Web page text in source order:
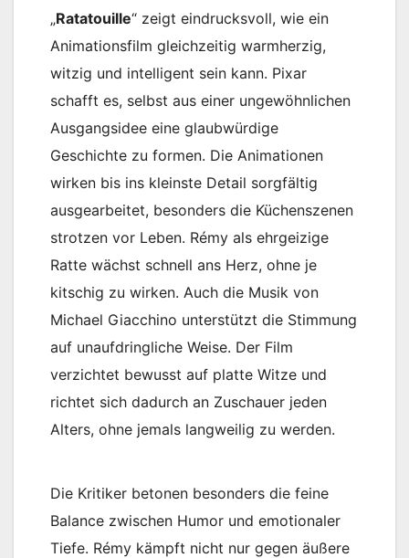
„Ratatouille“ zeigt eindrucksvoll, wie ein
Animationsfilm gleichzeitig warmherzig,
witzig und intelligent sein kann. Pixar
schafft es, selbst aus einer ungewöhnlichen
Ausgangsidee eine glaubwürdige
Geschichte zu formen. Die Animationen
wirken bis ins kleinste Detail sorgfältig
ausgearbeitet, besonders die Küchenszenen
strotzen vor Leben. Rémy als ehrgeizige
Ratte wächst schnell ans Herz, ohne je
kitschig zu wirken. Auch die Musik von
Michael Giacchino unterstützt die Stimmung
auf unaufdringliche Weise. Der Film
verzichtet bewusst auf platte Witze und
richtet sich dadurch an Zuschauer jeden
Alters, ohne jemals langweilig zu werden.
Die Kritiker betonen besonders die feine
Balance zwischen Humor und emotionaler
Tiefe. Rémy kämpft nicht nur gegen äußere